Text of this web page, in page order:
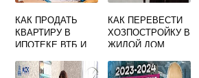
КАК ПРОДАТЬ
КВАРТИРУ В
ИПОТЕКЕ ВТБ И
КАК ПЕРЕВЕСТИ
ХОЗПОСТРОЙКУ В
ЖИЛОЙ ДОМ